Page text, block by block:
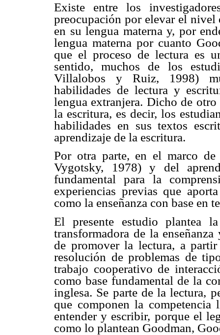
Existe entre los
preocupación por elevar el nivel
en su lengua materna y, por
lengua materna por cuanto
que el proceso de lectura es
sentido, muchos de los
Villalobos y Ruiz, 1998)
habilidades de lectura y
lengua extranjera. Dicho de
la escritura, es decir, los
habilidades en sus textos
aprendizaje de la escritura.
Por otra parte, en el marco de
Vygotsky, 1978) y del
fundamental para la
experiencias previas que
como la enseñanza con base en
El presente estudio plantea
transformadora de la
de promover la lectura, a
resolución de problemas de
trabajo cooperativo de
como base fundamental de la
inglesa. Se parte de la lectura,
que componen la
entender y escribir, porque el
como lo plantean Goodman,